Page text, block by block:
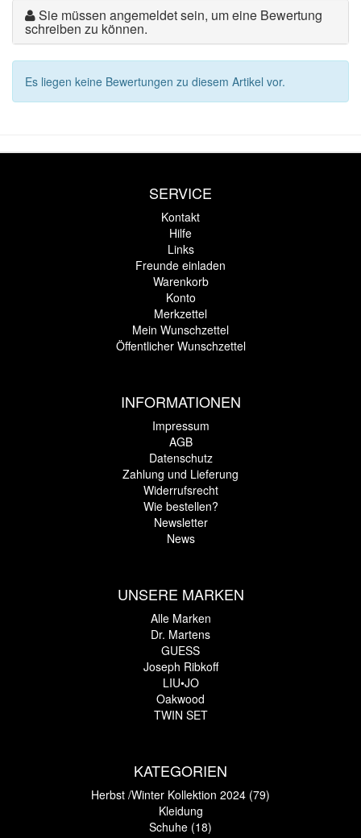
Sie müssen angemeldet sein, um eine Bewertung
schreiben zu können.
Es liegen keine Bewertungen zu diesem Artikel vor.
SERVICE
Kontakt
Hilfe
Links
Freunde einladen
Warenkorb
Konto
Merkzettel
Mein Wunschzettel
Öffentlicher Wunschzettel
INFORMATIONEN
Impressum
AGB
Datenschutz
Zahlung und Lieferung
Widerrufsrecht
Wie bestellen?
Newsletter
News
UNSERE MARKEN
Alle Marken
Dr. Martens
GUESS
Joseph Ribkoff
LIU•JO
Oakwood
TWIN SET
KATEGORIEN
Herbst /Winter Kollektion 2024 (79)
Kleidung
Schuhe (18)